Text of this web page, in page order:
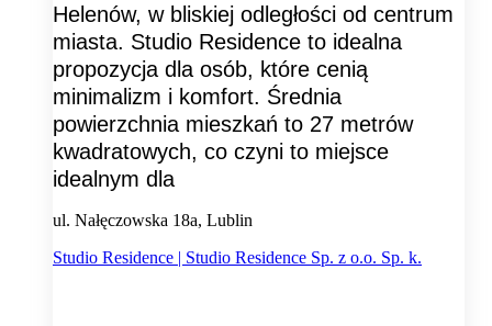
Helenów, w bliskiej odległości od centrum
miasta. Studio Residence to idealna
propozycja dla osób, które cenią
minimalizm i komfort. Średnia
powierzchnia mieszkań to 27 metrów
kwadratowych, co czyni to miejsce
idealnym dla
ul. Nałęczowska 18a, Lublin
Studio Residence | Studio Residence Sp. z o.o. Sp. k.